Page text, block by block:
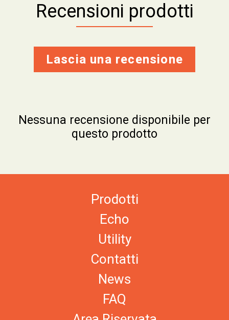
Recensioni prodotti
Lascia una recensione
Nessuna recensione disponibile per
questo prodotto
Prodotti
Echo
Utility
Contatti
News
FAQ